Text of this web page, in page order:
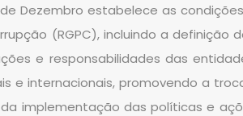
Dezembro estabelece as
(RGPC), incluindo a
e responsabilidades das
e internacionais, promovendo a
implementação das políticas e